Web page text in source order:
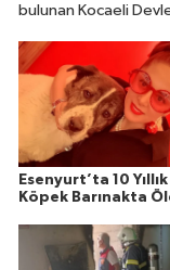
bulunan Kocaeli
içinde emzirmeye
Esenyurt’ta 10
Köpek Barınakta
Soruşturma Talebi